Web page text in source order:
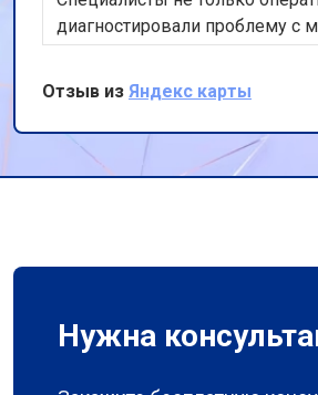
диагностировали проблему с
оборудованием, но и
оптимальное решение. Работа
выполнена качественно и в
меня было приоритетом.
работу, буду рекомендовать
коллегам.
Отзыв из Яндекс карты
Нужна